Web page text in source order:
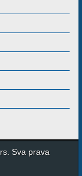
Sva prava